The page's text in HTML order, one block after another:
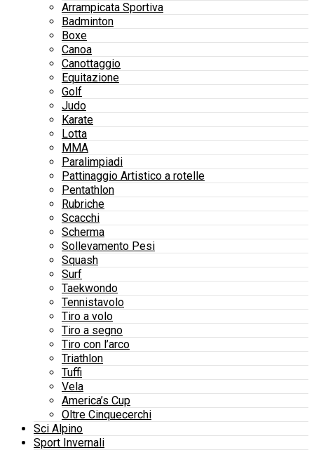
Arrampicata Sportiva
Badminton
Boxe
Canoa
Canottaggio
Equitazione
Golf
Judo
Karate
Lotta
MMA
Paralimpiadi
Pattinaggio Artistico a rotelle
Pentathlon
Rubriche
Scacchi
Scherma
Sollevamento Pesi
Squash
Surf
Taekwondo
Tennistavolo
Tiro a volo
Tiro a segno
Tiro con l’arco
Triathlon
Tuffi
Vela
America’s Cup
Oltre Cinquecerchi
Sci Alpino
Sport Invernali